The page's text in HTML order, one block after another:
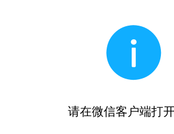
请在微信客户端打